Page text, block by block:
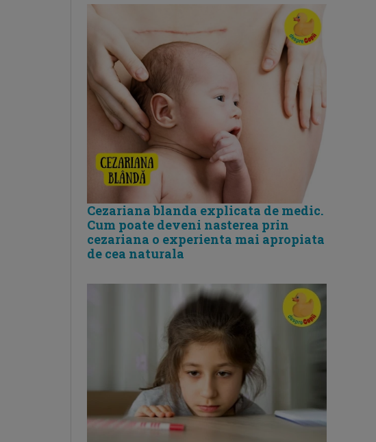
Cezariana blanda explicata de medic.
Cum poate deveni nasterea prin
cezariana o experienta mai apropiata
de cea naturala